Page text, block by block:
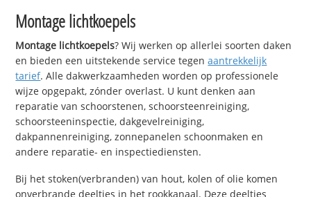
Montage lichtkoepels
Montage lichtkoepels? Wij werken op allerlei soorten daken
en bieden een uitstekende service tegenaantrekkelijk
tarief. Alle dakwerkzaamheden worden op professionele
wijze opgepakt, zónder overlast. U kunt denken aan
reparatie van schoorstenen, schoorsteenreiniging,
schoorsteeninspectie, dakgevelreiniging,
dakpannenreiniging, zonnepanelen schoonmaken en
andere reparatie- en inspectiediensten.
Bij het stoken(verbranden) van hout, kolen of olie komen
onverbrande deeltjes in het rookkanaal. Deze deeltjes